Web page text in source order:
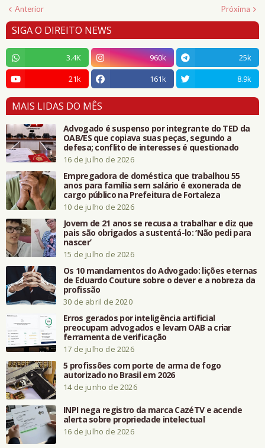
Anterior Próxima
SIGA O DIREITO NEWS
3.4K 960k
25k
21k
161k 8.9k
MAIS LIDAS DO MÊS
Advogado é suspenso por integrante do TED da
OAB/ES que copiava suas peças, segundo a
defesa; conflito de interesses é questionado
16 de julho de 2026
Empregadora de doméstica que trabalhou 55
anos para família sem salário é exonerada de
cargo público na Prefeitura de Fortaleza
10 de julho de 2026
Jovem de 21 anos se recusa a trabalhar e diz que
pais são obrigados a sustentá-lo: ‘Não pedi para
nascer’
15 de julho de 2026
Os 10 mandamentos do Advogado: lições eternas
de Eduardo Couture sobre o dever e a nobreza da
profissão
30 de abril de 2020
Erros gerados por inteligência artificial
preocupam advogados e levam OAB a criar
ferramenta de verificação
17 de julho de 2026
5 profissões com porte de arma de fogo
autorizado no Brasil em 2026
14 de junho de 2026
INPI nega registro da marca CazéTV e acende
alerta sobre propriedade intelectual
16 de julho de 2026